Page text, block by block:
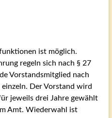
ist möglich.
regeln sich nach § 27
Vorstandsmitglied nach
Der Vorstand wird
jeweils drei Jahre gewählt
Amt. Wiederwahl ist